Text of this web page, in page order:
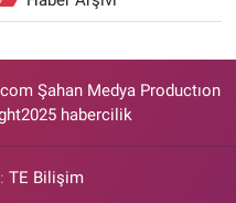
Şahan Medya Productıon
habercilik
TE Bilişim